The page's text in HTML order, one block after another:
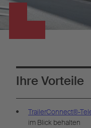
Ihre Vorteile
TrailerConnect®-
im Blick behalten